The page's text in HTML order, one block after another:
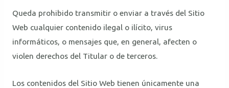
Queda prohibido transmitir o enviar a través del Sitio
Web cualquier contenido ilegal o ilícito, virus
informáticos, o mensajes que, en general, afecten o
violen derechos del Titular o de terceros.
Los contenidos del Sitio Web tienen únicamente una